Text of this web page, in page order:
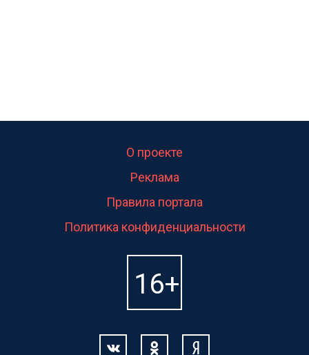
О проекте
Реклама
Правила портала
Политика конфиденциальности